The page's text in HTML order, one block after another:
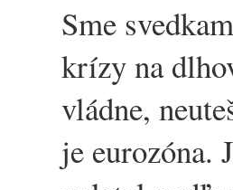
Sme
krízy na
vládne,
je eurozóna.